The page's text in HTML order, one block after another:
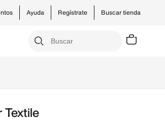
Buscar tienda
Ayuda Regístrate